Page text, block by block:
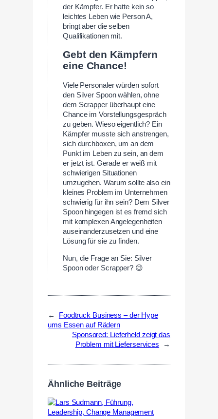
der Kämpfer. Er hatte kein so
leichtes Leben wie Person A,
bringt aber die selben
Qualifikationen mit.
Gebt den Kämpfern
eine Chance!
Viele Personaler würden sofort
den Silver Spoon wählen, ohne
dem Scrapper überhaupt eine
Chance im Vorstellungsgespräch
zu geben. Wieso eigentlich? Ein
Kämpfer musste sich anstrengen,
sich durchboxen, um an dem
Punkt im Leben zu sein, an dem
er jetzt ist. Gerade er weiß mit
schwierigen Situationen
umzugehen. Warum sollte also ein
kleines Problem im Unternehmen
schwierig für ihn sein? Dem Silver
Spoon hingegen ist es fremd sich
mit komplexen Angelegenheiten
auseinanderzusetzen und eine
Lösung für sie zu finden.
Nun, die Frage an Sie: Silver
Spoon oder Scrapper? 😉
←
Foodtruck Business – der Hype
ums Essen auf Rädern
Sponsored: Lieferheld zeigt das
Problem mit Lieferservices
→
Ähnliche Beiträge